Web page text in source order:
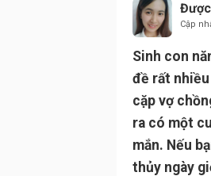
Cập
Sinh con
đề rất
cặp vợ
ra có một
mắn. Nếu
thủy ngày